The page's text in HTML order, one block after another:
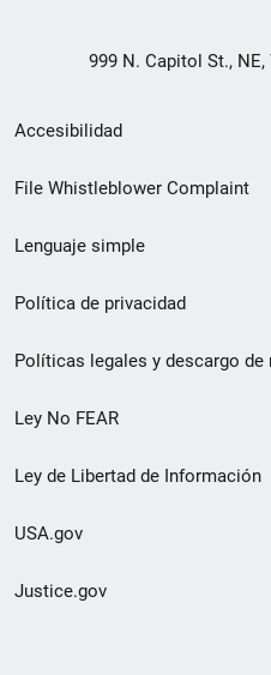
999 N. Capitol St., NE,
Menú
de
de
pie
de
página
Accesibilidad
File Whistleblower Complaint
Lenguaje simple
Política de privacidad
Políticas legales y descargo de
Ley No FEAR
Ley de Libertad de Información
USA.gov
Justice.gov